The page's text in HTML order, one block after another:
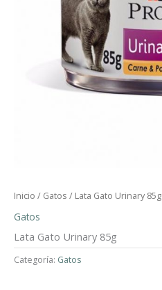
Inicio / Gatos / Lata Gato Urinary 85g
Gatos
Lata Gato Urinary 85g
Categoría: Gatos